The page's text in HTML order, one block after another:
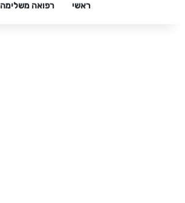
ראשי רפואה משלימה